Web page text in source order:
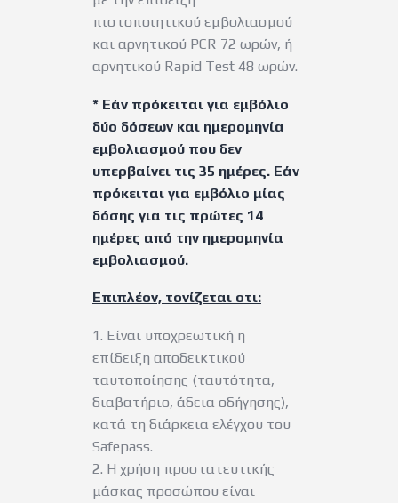
πιστοποιητικού εμβολιασμού
και αρνητικού PCR 72 ωρών, ή
αρνητικού Rapid Test 48 ωρών.
* Εάν πρόκειται για εμβόλιο
δύο δόσεων και ημερομηνία
εμβολιασμού που δεν
υπερβαίνει τις 35 ημέρες. Εάν
πρόκειται για εμβόλιο μίας
δόσης για τις πρώτες 14
ημέρες από την ημερομηνία
εμβολιασμού.
Επιπλέον, τονίζεται οτι:
1. Είναι υποχρεωτική η
επίδειξη αποδεικτικού
ταυτοποίησης (ταυτότητα,
διαβατήριο, άδεια οδήγησης),
κατά τη διάρκεια ελέγχου του
Safepass.
2. H χρήση προστατευτικής
μάσκας προσώπου είναι